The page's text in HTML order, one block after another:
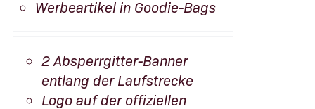
Werbeartikel in Goodie-Bags
2 Absperrgitter-Banner
entlang der Laufstrecke
Logo auf der offiziellen